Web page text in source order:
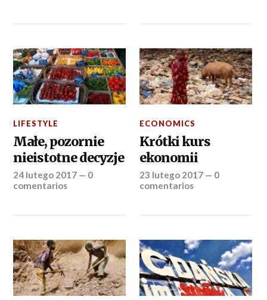
LIFESTYLE
Małe, pozornie
nieistotne decyzje
24 lutego 2017 — 0
comentarios
ECONOMICS
Krótki kurs
ekonomii
23 lutego 2017 — 0
comentarios